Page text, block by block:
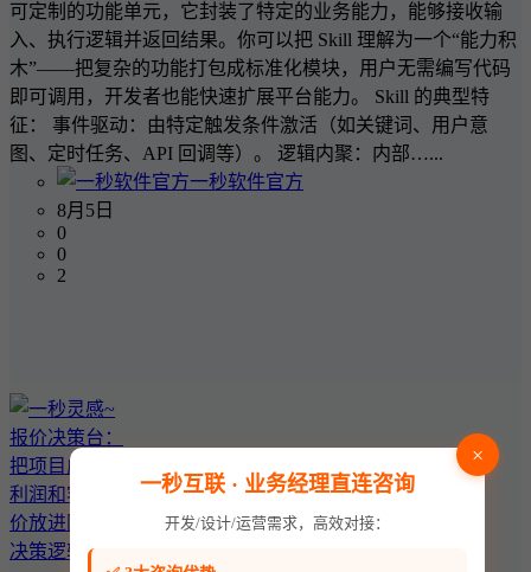
可定制的功能单元，它封装了特定的业务能力，能够接收输
入、执行逻辑并返回结果。你可以把 Skill 理解为一个“能力积
木”——把复杂的功能打包成标准化模块，用户无需编写代码
即可调用，开发者也能快速扩展平台能力。 Skill 的典型特
征： 事件驱动：由特定触发条件激活（如关键词、用户意
图、定时任务、API 回调等）。 逻辑内聚：内部…...
一秒软件官方
8月5日
0
0
2
×
一秒互联 · 业务经理直连咨询
开发/设计/运营需求，高效对接：